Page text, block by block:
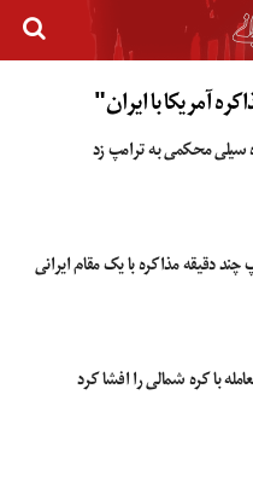
آمریکا با ایران"
سیلی محکمی به ترامپ زد
چند دقیقه مذاکره با یک مقام ایرانی
با کره شمالی را افشا کرد